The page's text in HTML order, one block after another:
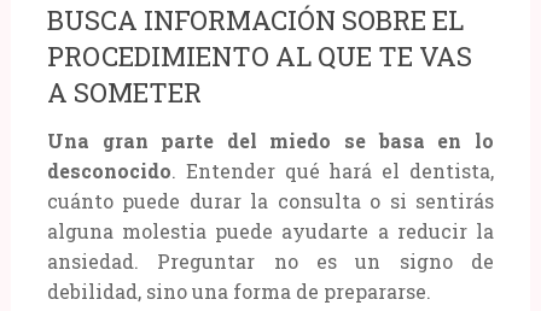
BUSCA INFORMACIÓN SOBRE EL
PROCEDIMIENTO AL QUE TE VAS
A SOMETER
Una gran parte del miedo se basa en lo
desconocido. Entender qué hará el dentista,
cuánto puede durar la consulta o si sentirás
alguna molestia puede ayudarte a reducir la
ansiedad. Preguntar no es un signo de
debilidad, sino una forma de prepararse.